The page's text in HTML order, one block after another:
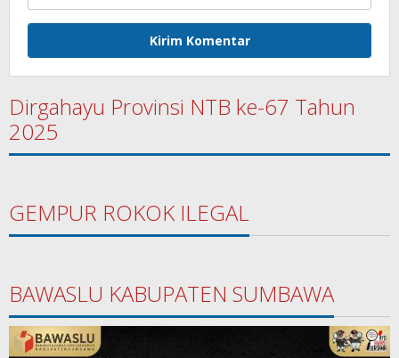
Dirgahayu Provinsi NTB ke-67 Tahun
2025
GEMPUR ROKOK ILEGAL
BAWASLU KABUPATEN SUMBAWA